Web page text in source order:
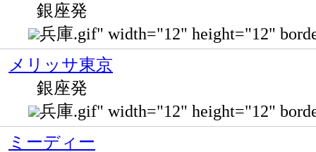
銀座発
兵庫.gif" width="12" height="12"
メリッサ東京
銀座発
兵庫.gif" width="12" height="12"
ミーディー